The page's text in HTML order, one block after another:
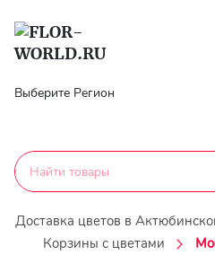
Выберите Регион
Доставка цветов в
Корзины с цветами
Цветы поштучно
Букеты до 2500
Каталог букетов
Корзины с цветами